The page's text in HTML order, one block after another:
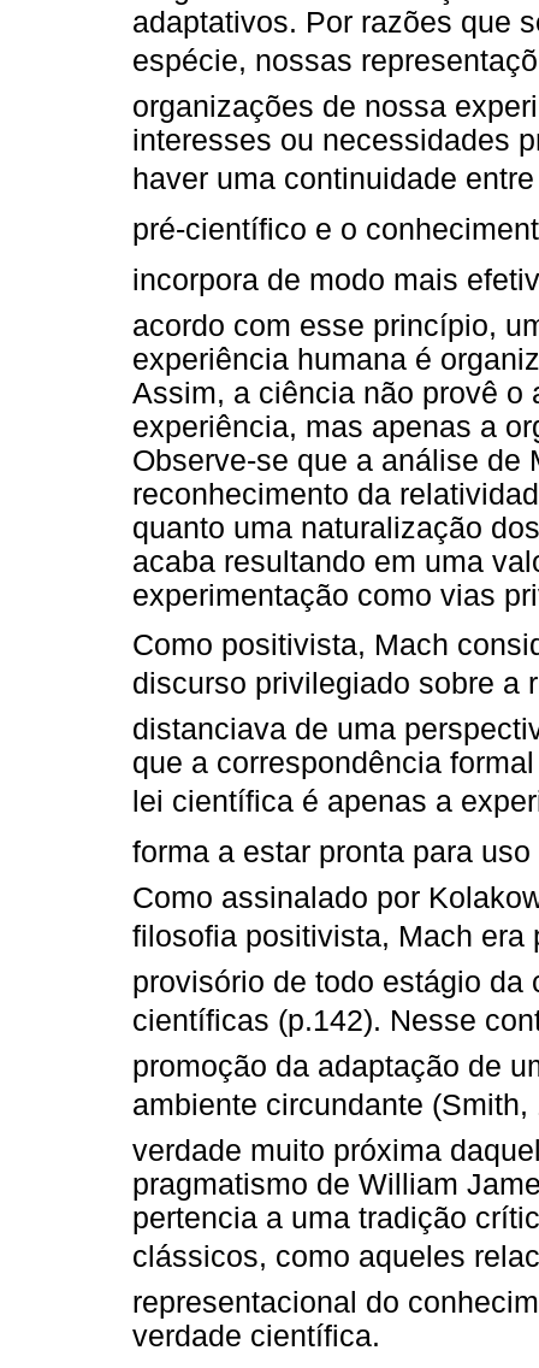
adaptativos. Por razões que
espécie, nossas
organizações de nossa
interesses ou necessidades
haver uma continuidade entre
pré-científico e o
incorpora de modo mais
acordo com esse princípio,
experiência humana é
Assim, a ciência não provê o
experiência, mas apenas a
Observe-se que a análise de
reconhecimento da
quanto uma naturalização
acaba resultando em uma
experimentação como vias
Como positivista, Mach
discurso privilegiado sobre
distanciava de uma
que a correspondência
lei científica é apenas a
forma a estar pronta para
Como assinalado por
filosofia positivista, Mach
provisório de todo estágio
científicas (p.142). Nesse
promoção da adaptação de
ambiente circundante
verdade muito próxima
pragmatismo de William
pertencia a uma tradição
clássicos, como aqueles
representacional do
verdade científica.